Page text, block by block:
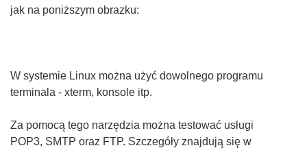
jak na poniższym obrazku:
W systemie Linux można użyć dowolnego programu
terminala - xterm, konsole itp.
Za pomocą tego narzędzia można testować usługi
POP3, SMTP oraz FTP. Szczegóły znajdują się w